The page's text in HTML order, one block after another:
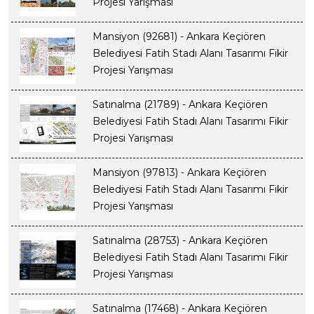
Mansiyon (92681) - Ankara Keçiören
Belediyesi Fatih Stadı Alanı Tasarımı Fikir
Projesi Yarışması
Satınalma (21789) - Ankara Keçiören
Belediyesi Fatih Stadı Alanı Tasarımı Fikir
Projesi Yarışması
Mansiyon (97813) - Ankara Keçiören
Belediyesi Fatih Stadı Alanı Tasarımı Fikir
Projesi Yarışması
Satınalma (28753) - Ankara Keçiören
Belediyesi Fatih Stadı Alanı Tasarımı Fikir
Projesi Yarışması
Satınalma (17468) - Ankara Keçiören